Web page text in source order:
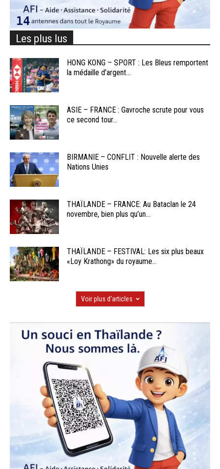
Les plus lus
HONG KONG – SPORT : Les Bleus remportent
la médaille d’argent...
ASIE – FRANCE : Gavroche scrute pour vous
ce second tour...
BIRMANIE – CONFLIT : Nouvelle alerte des
Nations Unies
THAÏLANDE – FRANCE: Au Bataclan le 24
novembre, bien plus qu’un...
THAÏLANDE – FESTIVAL: Les six plus beaux
«Loy Krathong» du royaume...
Voir plus d'articles